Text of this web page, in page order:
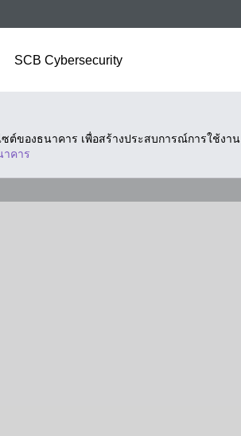
SCB Cybersecurity
ต์ของธนาคาร เพื่อสร้างประสบการณ์การใช้งาน
าคาร